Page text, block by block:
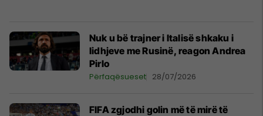
Nuk u bë trajner i Italisë shkaku i
lidhjeve me Rusinë, reagon Andrea
Pirlo
Përfaqësueset 28/07/2026
FIFA zgjodhi golin më të mirë të